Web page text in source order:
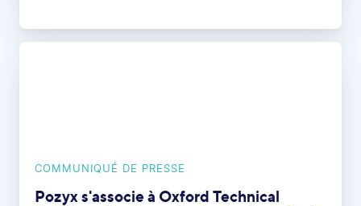
COMMUNIQUÉ DE PRESSE
Pozyx s'associe à Oxford Technical